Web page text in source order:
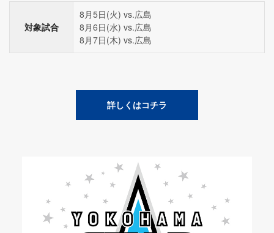
対象試合
8月5日(火) vs.広島
8月6日(水) vs.広島
8月7日(木) vs.広島
詳しくはコチラ